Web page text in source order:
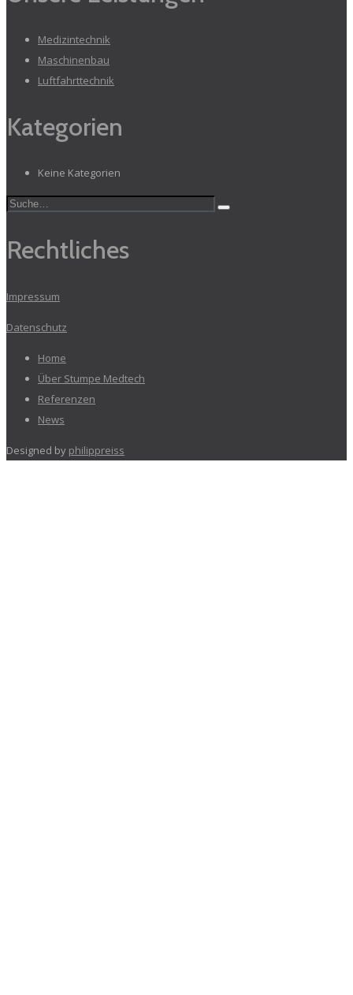
Medizintechnik
Maschinenbau
Luftfahrttechnik
Kategorien
Keine Kategorien
Rechtliches
Impressum
Datenschutz
Home
Über Stumpe Medtech
Referenzen
News
Designed by philippreiss